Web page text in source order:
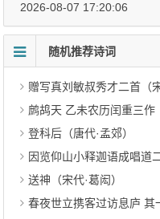
2026-08-07 17:20:06
随机推荐诗词
赠写真刘敏叔秀才二首（
鹧鸪天 乙未农历闰重三作
登科后（唐代·孟郊）
因览仰山小释迦语成唱道
送神（宋代·葛闳）
春夜世立携客过访息庐 其